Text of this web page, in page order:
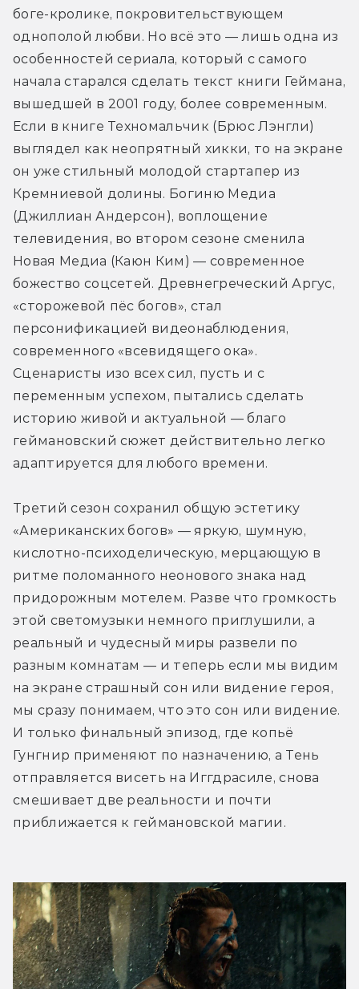
боге-кролике, покровительствующем
однополой любви. Но всё это — лишь одна из
особенностей сериала, который с самого
начала старался сделать текст книги Геймана,
вышедшей в 2001 году, более современным.
Если в книге Техномальчик (Брюс Лэнгли)
выглядел как неопрятный хикки, то на экране
он уже стильный молодой стартапер из
Кремниевой долины. Богиню Медиа
(Джиллиан Андерсон), воплощение
телевидения, во втором сезоне сменила
Новая Медиа (Каюн Ким) — современное
божество соцсетей. Древнегреческий Аргус,
«сторожевой пёс богов», стал
персонификацией видеонаблюдения,
современного «всевидящего ока».
Сценаристы изо всех сил, пусть и с
переменным успехом, пытались сделать
историю живой и актуальной — благо
геймановский сюжет действительно легко
адаптируется для любого времени.
Третий сезон сохранил общую эстетику
«Американских богов» — яркую, шумную,
кислотно-психоделическую, мерцающую в
ритме поломанного неонового знака над
придорожным мотелем. Разве что громкость
этой светомузыки немного приглушили, а
реальный и чудесный миры развели по
разным комнатам — и теперь если мы видим
на экране страшный сон или видение героя,
мы сразу понимаем, что это сон или видение.
И только финальный эпизод, где копьё
Гунгнир применяют по назначению, а Тень
отправляется висеть на Иггдрасиле, снова
смешивает две реальности и почти
приближается к геймановской магии.